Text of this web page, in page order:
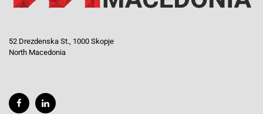
52 Drezdenska St., 1000 Skopje
North Macedonia